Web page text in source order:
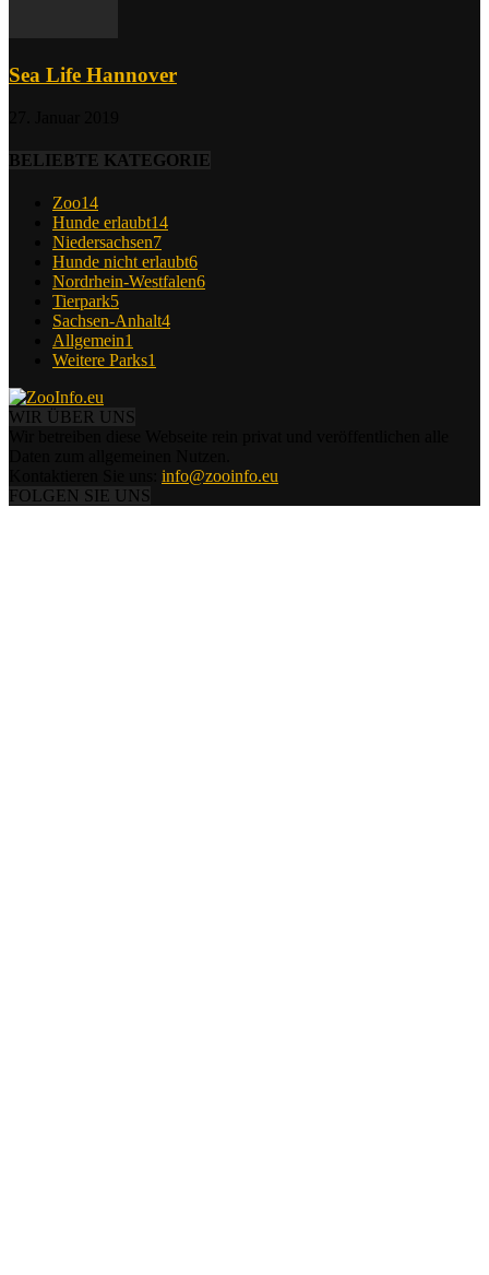
Sea Life Hannover
BELIEBTE KATEGORIE
Zoo14
Hunde erlaubt14
Niedersachsen7
Hunde nicht erlaubt6
Nordrhein-Westfalen6
Tierpark5
Sachsen-Anhalt4
Allgemein1
Weitere Parks1
WIR ÜBER UNS
info@zooinfo.eu
FOLGEN SIE UNS